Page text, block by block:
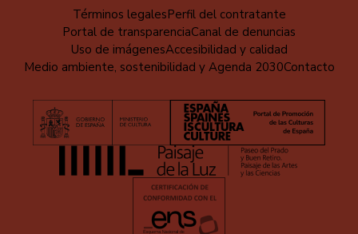
pie
Términos legalesPerfil del contratante
Portal de transparenciaCanal de denuncias
Uso de imágenesAccesibilidad y calidad
Medio ambiente, sostenibilidad y Agenda 2030Contacto